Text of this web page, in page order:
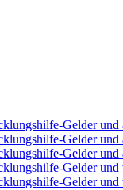
Gelder und
Gelder und
Gelder und
Gelder und
Gelder und